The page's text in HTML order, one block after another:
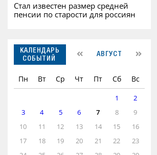
Стал известен размер средней
пенсии по старости для россиян
КАЛЕНДАРЬ
СОБЫТИЙ
АВГУСТ
Пн Вт Ср Чт Пт Сб Вс
1
2
3
4 5 6 7 8
9
10
11 12 13 14 15
16
17
18 19 20 21 22
23